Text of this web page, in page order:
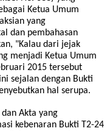
Ketua Umum
yang
dan pembahasan
"Kalau dari jejak
menjadi Ketua Umum
2015 tersebut
sejalan dengan Bukti
hal serupa.
Akta yang
kebenaran Bukti T2-24